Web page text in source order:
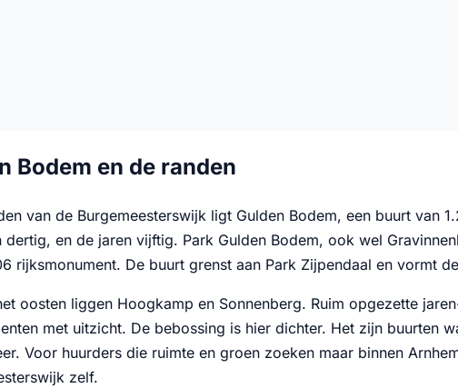
Bodem en de randen
van de Burgemeesterswijk ligt Gulden Bodem, een buurt van
dertig, en de jaren vijftig. Park Gulden Bodem, ook wel
rijksmonument. De buurt grenst aan Park Zijpendaal en vormt
oosten liggen Hoogkamp en Sonnenberg. Ruim opgezette
met uitzicht. De bebossing is hier dichter. Het zijn buurten
Voor huurders die ruimte en groen zoeken maar binnen
zelf.